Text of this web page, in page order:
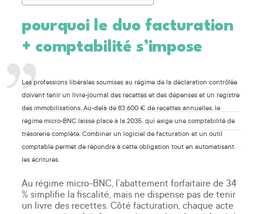
pourquoi le duo facturation
+ comptabilité s’impose
Les professions libérales soumises au régime de la déclaration contrôlée
doivent tenir un livre-journal des recettes et des dépenses et un registre
des immobilisations. Au-delà de 83 600 € de recettes annuelles, le
régime micro-BNC laisse place à la 2035, qui exige une comptabilité de
trésorerie complète. Combiner un logiciel de facturation et un outil
comptable permet de répondre à cette obligation tout en automatisant
les écritures.
Au régime micro-BNC, l’abattement forfaitaire de 34
% simplifie la fiscalité, mais ne dispense pas de tenir
un livre des recettes. Côté facturation, chaque acte